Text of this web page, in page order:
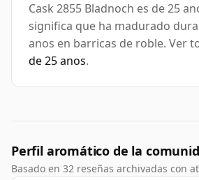
Cask 2855 Bladnoch es de 25
significa que ha madurado
anos en barricas de roble. Ver
de 25 anos.
Perfil aromático de la
Basado en 32 reseñas archivadas con